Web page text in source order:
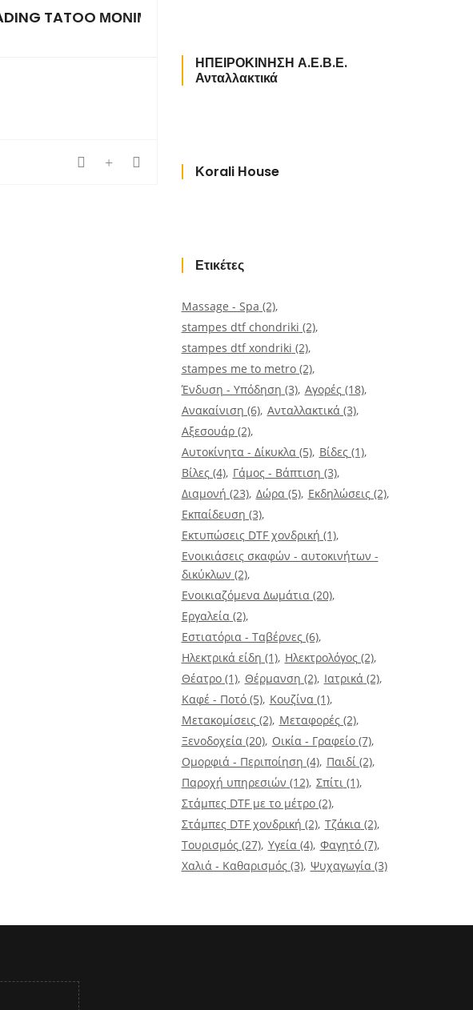
TATOO ΜΟΝΙΜΟ ΜΑΚΙΓΙΑΖ ΦΡΥΔΙΩΝ
ΗΠΕΙΡΟΚΙΝΗΣΗ Α.Ε.Β.Ε.
Ανταλλακτικά
Κorali Ηouse
Ετικέτες
Massage - Spa (2)
stampes dtf chondriki (2)
stampes dtf xondriki (2)
stampes me to metro(2)
Ένδυση - Υπόδηση (3) Αγορές(18)
Ανακαίνιση (6) Ανταλλακτικά (3)
Αξεσουάρ(2)
Αυτοκίνητα - Δίκυκλα (5) Βίδες(1)
Βίλες(4) Γάμος - Βάπτιση (3)
Διαμονή (23) Δώρα (5) Εκδηλώσεις(2)
Εκπαίδευση (3)
Εκτυπώσεις DTF χονδρική (1)
Ενοικιάσεις σκαφών - αυτοκινήτων -
δικύκλων (2)
Ενοικιαζόμενα Δωμάτια (20)
Εργαλεία (2)
Εστιατόρια - Ταβέρνες(6)
Ηλεκτρικά είδη (1) Ηλεκτρολόγος(2)
Θέατρο(1) Θέρμανση (2) Ιατρικά (2)
Καφέ - Ποτό(5) Κουζίνα (1)
Μετακομίσεις(2) Μεταφορές(2)
Ξενοδοχεία (20) Οικία - Γραφείο(7)
Ομορφιά - Περιποίηση (4) Παιδί (2)
Παροχή υπηρεσιών (12) Σπίτι (1)
Στάμπες DTF με το μέτρο(2)
Στάμπες DTF χονδρική (2) Τζάκια (2)
Τουρισμός(27) Υγεία (4) Φαγητό(7)
Χαλιά - Καθαρισμός(3) Ψυχαγωγία (3)